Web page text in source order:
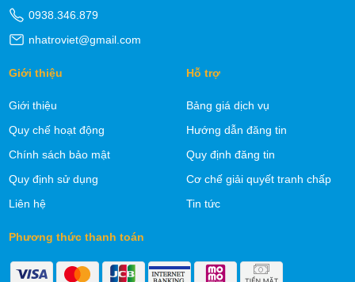
0938.346.879
nhatroviet@gmail.com
Giới thiệu
Giới thiệu
Quy chế hoạt động
Chính sách bảo mật
Quy định sử dụng
Liên hệ
Hỗ trợ
Bảng giá dịch vụ
Hướng dẫn đăng tin
Quy định đăng tin
Cơ chế giải quyết tranh chấp
Tin tức
Phương thức thanh toán